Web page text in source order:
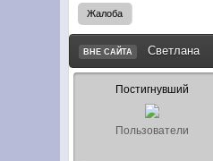
Жалоба
ВНЕ САЙТА Светлана
Постигнувший
Пользователи